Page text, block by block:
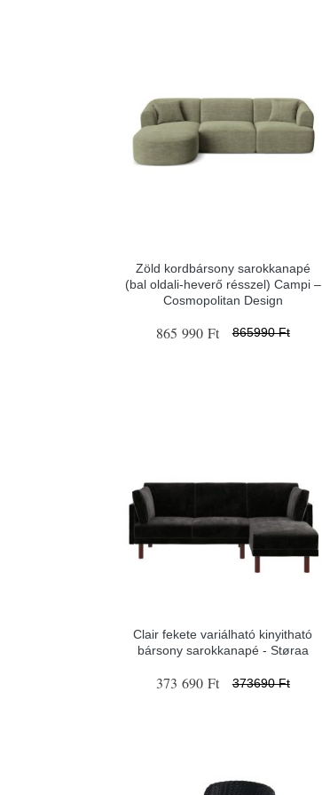
Zöld kordbársony sarokkanapé
(bal oldali-heverő résszel) Campi –
Cosmopolitan Design
865 990 Ft 865990 Ft
Clair fekete variálható kinyitható
bársony sarokkanapé - Støraa
373 690 Ft 373690 Ft